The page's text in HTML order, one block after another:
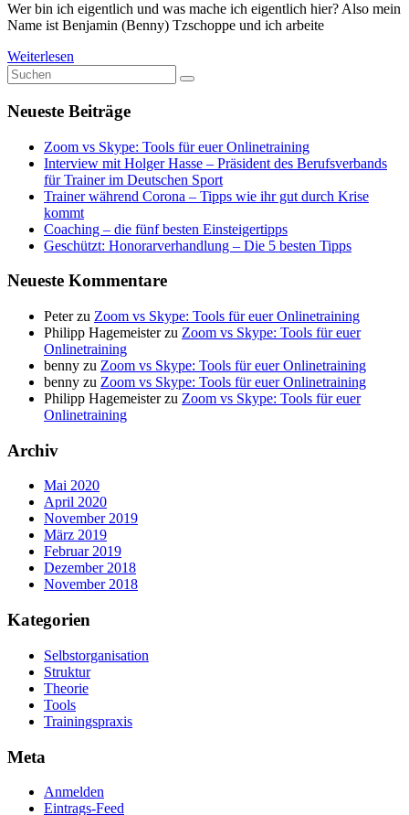
Wer bin ich eigentlich und was mache ich eigentlich hier? Also mein
Name ist Benjamin (Benny) Tzschoppe und ich arbeite
Weiterlesen
Neueste Beiträge
Zoom vs Skype: Tools für euer Onlinetraining
Interview mit Holger Hasse – Präsident des Berufsverbands
für Trainer im Deutschen Sport
Trainer während Corona – Tipps wie ihr gut durch Krise
kommt
Coaching – die fünf besten Einsteigertipps
Geschützt: Honorarverhandlung – Die 5 besten Tipps
Neueste Kommentare
Peterzu Zoom vs Skype: Tools für euer Onlinetraining
Philipp Hagemeisterzu Zoom vs Skype: Tools für euer
Onlinetraining
benny zu Zoom vs Skype: Tools für euer Onlinetraining
benny zu Zoom vs Skype: Tools für euer Onlinetraining
Philipp Hagemeisterzu Zoom vs Skype: Tools für euer
Onlinetraining
Archiv
Mai 2020
April 2020
November 2019
März 2019
Februar 2019
Dezember 2018
November 2018
Kategorien
Selbstorganisation
Struktur
Theorie
Tools
Trainingspraxis
Meta
Anmelden
Eintrags-Feed